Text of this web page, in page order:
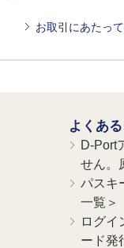
お取引にあたっ
よくあ
D-Port
せん。
パスキ
一覧＞
ログイ
ード発